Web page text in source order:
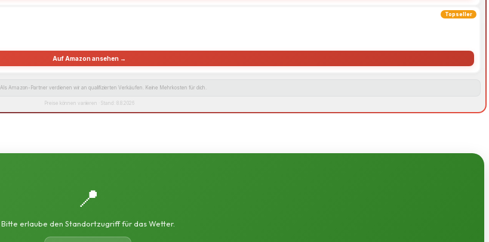
Topseller
Auf Amazon ansehen →
Als Amazon-Partner verdienen wir an qualifizierten Verkäufen. Keine Mehrkosten für dich.
Preise können variieren · Stand: 8.8.2026
📍
Bitte erlaube den Standortzugriff für das Wetter.